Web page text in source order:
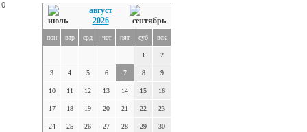
0
август
2026
пон втр срд чет пят суб вск
1 2
3 4 5 6 7 8 9
10 11 12 13 14 15 16
17 18 19 20 21 22 23
24 25 26 27 28 29 30